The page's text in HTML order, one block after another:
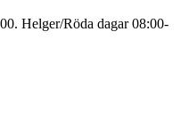
Helger/Röda dagar 08:00-